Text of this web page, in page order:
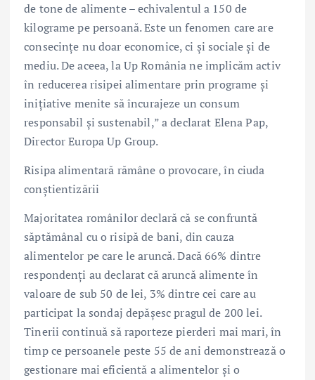
de tone de alimente – echivalentul a 150 de
kilograme pe persoană. Este un fenomen care are
consecințe nu doar economice, ci și sociale și de
mediu. De aceea, la Up România ne implicăm activ
în reducerea risipei alimentare prin programe și
inițiative menite să încurajeze un consum
responsabil și sustenabil,” a declarat Elena Pap,
Director Europa Up Group.
Risipa alimentară rămâne o provocare, în ciuda
conștientizării
Majoritatea românilor declară că se confruntă
săptămânal cu o risipă de bani, din cauza
alimentelor pe care le aruncă. Dacă 66% dintre
respondenți au declarat că aruncă alimente în
valoare de sub 50 de lei, 3% dintre cei care au
participat la sondaj depășesc pragul de 200 lei.
Tinerii continuă să raporteze pierderi mai mari, în
timp ce persoanele peste 55 de ani demonstrează o
gestionare mai eficientă a alimentelor și o